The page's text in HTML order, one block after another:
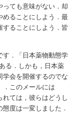
っても意味がない．却
めることにしよう．最
することにしよう．皆
す．「日本薬物動態学
る．しかも，日本薬
学会を開催するのでな
．このメールには
ては，彼らはどうし
度は一変しました．